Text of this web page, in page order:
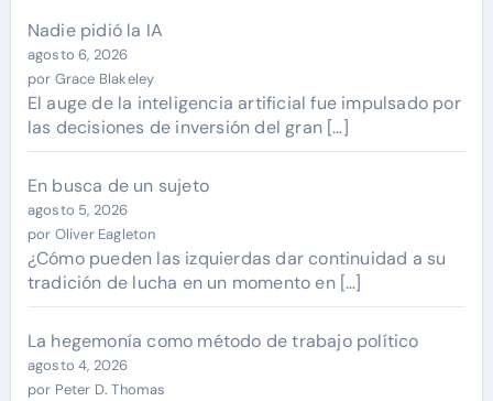
Nadie pidió la IA
agosto 6, 2026
por Grace Blakeley
El auge de la inteligencia artificial fue impulsado por
las decisiones de inversión del gran […]
En busca de un sujeto
agosto 5, 2026
por Oliver Eagleton
¿Cómo pueden las izquierdas dar continuidad a su
tradición de lucha en un momento en […]
La hegemonía como método de trabajo político
agosto 4, 2026
por Peter D. Thomas